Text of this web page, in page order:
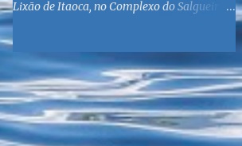
Lixão de Itaoca, no Complexo do Salgueiro,
catadores locais, como comida e material
higiênico, além de atendimento médico. O
Fórum Local espera contar com a
participação de ONGs locais e da população
do município. Aos interessados em